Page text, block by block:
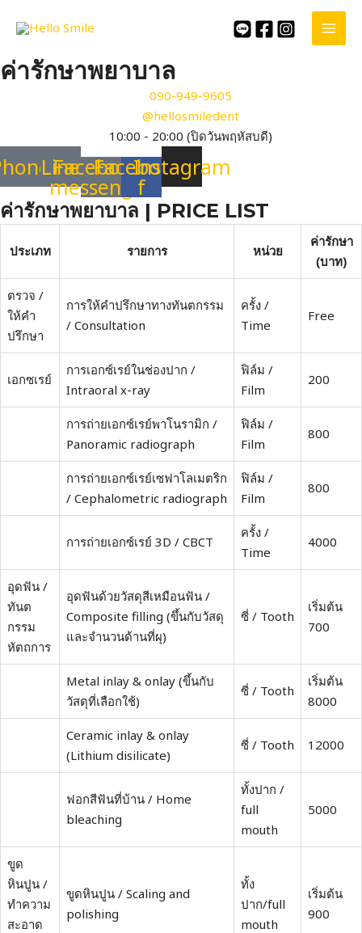
ค่ารักษาพยาบาล
090-949-9605
@hellosmiledent
10:00 - 20:00 (ปิดวันพฤหัสบดี)
Line
Facebook-
messenger
Facebook-
f
Instagram
ค่ารักษาพยาบาล | PRICE LIST
ประเภท รายการ หน่วย
ค่ารักษา
(บาท)
ตรวจ /
ให้คำ
ปรึกษา
การให้คำปรึกษาทางทันตกรรม
/ Consultation
ครั้ง /
Time
Free
เอกซเรย์
การเอกซ์เรย์ในช่องปาก /
Intraoral x-ray
ฟิล์ม /
Film
200
การถ่ายเอกซ์เรย์พาโนรามิก /
Panoramic radiograph
ฟิล์ม /
Film
800
การถ่ายเอกซ์เรย์เซฟาโลเมตริก
/ Cephalometric radiograph
ฟิล์ม /
Film
800
การถ่ายเอกซ์เรย์ 3D / CBCT
ครั้ง /
Time
4000
อุดฟัน /
ทันต
กรรม
หัตถการ
อุดฟันด้วยวัสดุสีเหมือนฟัน /
Composite filling (ขึ้นกับวัสดุ
และจำนวนด้านที่ผุ)
ซี่ / Tooth
เริ่มต้น
700
Metal inlay & onlay (ขึ้นกับ
วัสดุที่เลือกใช้)
ซี่ / Tooth
เริ่มต้น
8000
Ceramic inlay & onlay
(Lithium disilicate)
ซี่ / Tooth 12000
ฟอกสีฟันที่บ้าน / Home
bleaching
ทั้งปาก /
full
mouth
5000
ขูด
หินปูน /
ทำความ
สะอาด
ขูดหินปูน / Scaling and
polishing
ทั้ง
ปาก/full
mouth
เริ่มต้น
900